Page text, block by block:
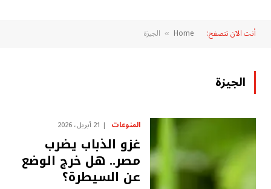
أنت الآن تتصفح: Home
» الجيزة
الجيزة
المنوعات 21 أبريل، 2026
غزو الذباب يضرب
مصر.. هل خرج الوضع
عن السيطرة؟